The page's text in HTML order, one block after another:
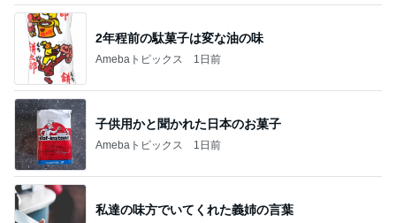
2年程前の駄菓子は変な油の味
Amebaトピックス 1日前
子供用かと聞かれた日本のお菓子
Amebaトピックス 1日前
私達の味方でいてくれた義姉の言葉